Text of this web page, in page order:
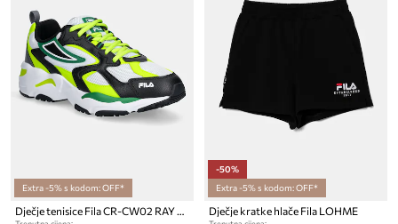
Extra -5% s kodom: OFF*
Dječje tenisice Fila CR-CW02 RAY TRACER
-50%
Extra -5% s kodom: OFF*
Dječje kratke hlače Fila LOHME